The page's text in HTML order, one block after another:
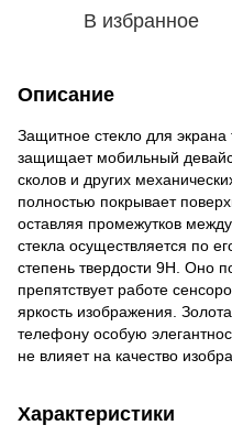
В избранное
Описание
Защитное стекло для
защищает мобильный девайс
сколов и других
полностью покрывает
оставляя промежутков
стекла осуществляется по
степень твердости 9Н. Оно
препятствует работе
яркость изображения.
телефону особую
не влияет на качество
Характеристики